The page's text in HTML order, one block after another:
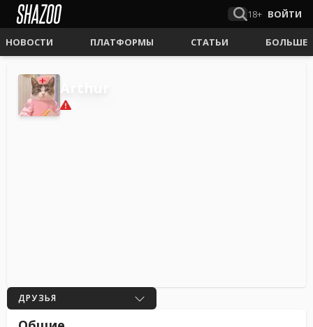
18+ ВОЙТИ
НОВОСТИ ПЛАТФОРМЫ СТАТЬИ БОЛЬШЕ
ДРУЗЬЯ